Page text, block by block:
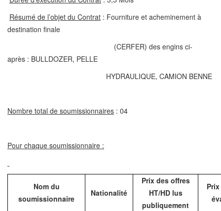
Résumé de l’objet du Contrat : Fourniture et acheminement à
destination finale
(CERFER) des engins ci-
après : BULLDOZER, PELLE
HYDRAULIQUE, CAMION BENNE
Nombre total de soumissionnaires : 04
Pour chaque soumissionnaire :
Nom du
soumissionnaire
Nationalité
Prix des offres
HT/HD lus
publiquement
Prix